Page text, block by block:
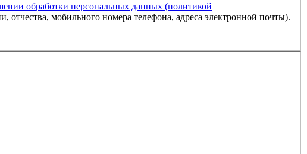
обработки персональных данных (политикой
мобильного номера телефона, адреса электронной почты).